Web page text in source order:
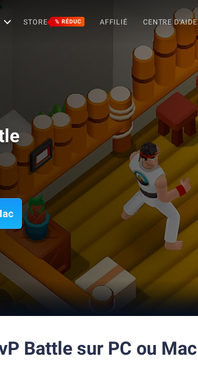
STORE % RÉDUC AFFILIÉ CENTRE D'AIDE
Battle sur PC ou Mac